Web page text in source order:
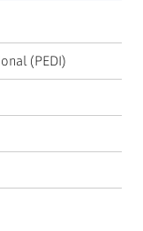
(PEDI)